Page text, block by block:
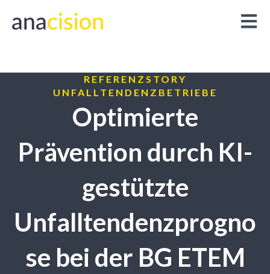
Open
REFERENZSTORY
UNFALLTENDENZBETRIEBE
Optimierte
Prävention durch KI-
gestützte
Unfalltendenzprogno
se bei der BG ETEM